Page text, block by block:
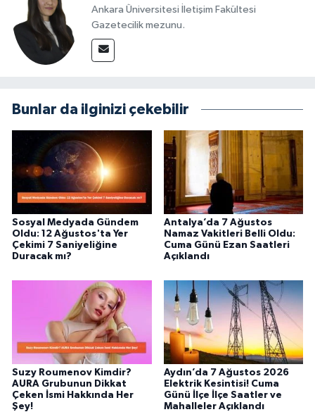
Ankara Üniversitesi İletişim Fakültesi
Gazetecilik mezunu.
Bunlar da ilginizi çekebilir
Sosyal Medyada Gündem
Oldu: 12 Ağustos'ta Yer
Çekimi 7 Saniyeliğine
Duracak mı?
Antalya’da 7 Ağustos
Namaz Vakitleri Belli Oldu:
Cuma Günü Ezan Saatleri
Açıklandı
Suzy Roumenov Kimdir?
AURA Grubunun Dikkat
Çeken İsmi Hakkında Her
Şey!
Aydın’da 7 Ağustos 2026
Elektrik Kesintisi! Cuma
Günü İlçe İlçe Saatler ve
Mahalleler Açıklandı